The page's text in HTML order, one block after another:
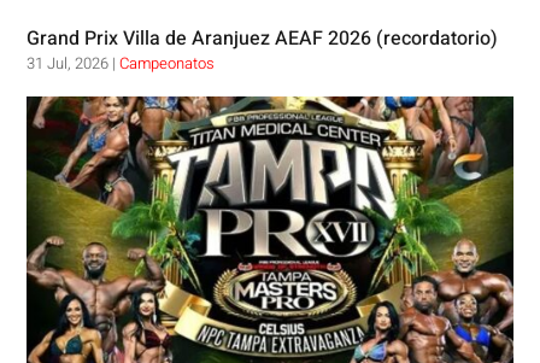
Grand Prix Villa de Aranjuez AEAF 2026 (recordatorio)
31 Jul, 2026 |Campeonatos